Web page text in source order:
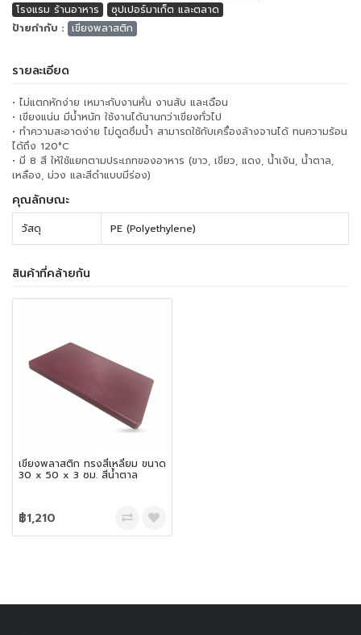
โรงแรม ร้านอาหาร
ซุปเปอร์มาเก็ต และตลาด
ป้ายกำกับ : เขียงพลาสติก
รายละเอียด
• ไม่แตกหักง่าย เหมาะกับงานหั่น งานสับ และเฉือน
• เขียงแน่น มีน้ำหนัก ใช้งานได้นานกว่าเขียงทั่วไป
• ทำความสะอาดง่าย ไม่ดูดซึมน้ำ สามารถใช้กับเครื่องล้างจานได้ ทนความร้อน
ได้ถึง 120°C
• มี 8 สี ให้ใช้แยกตามประเภทของอาหาร (ขาว, เขียว, แดง, น้ำเงิน, น้ำตาล,
เหลือง, ม่วง และสีดำแบบมีร่อง)
คุณลักษณะ
วัสดุ PE (Polyethylene)
สินค้าที่คล้ายกัน
เขียงพลาสติก ทรงสี่เหลี่ยม ขนาด
30 x 50 x 3 ซม. สีน้ำตาล
฿1,210